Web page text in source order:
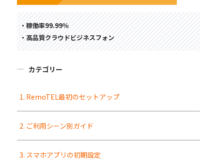
・稼働率99.99％
・高品質クラウドビジネスフォン
カテゴリー
1. RemoTEL最初のセットアップ
2. ご利用シーン別ガイド
3. スマホアプリの初期設定